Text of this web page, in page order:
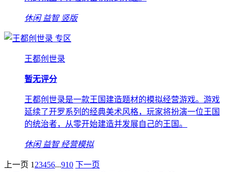
休闲 益智 竖版
专区
王都创世录
暂无评分
王都创世录是一款王国建造题材的模拟经营游戏。游戏
延续了开罗系列的经典美术风格，玩家将扮演一位王国
的统治者，从零开始建造并发展自己的王国。
休闲 益智 经营模拟
上一页 1 23456...910 下一页